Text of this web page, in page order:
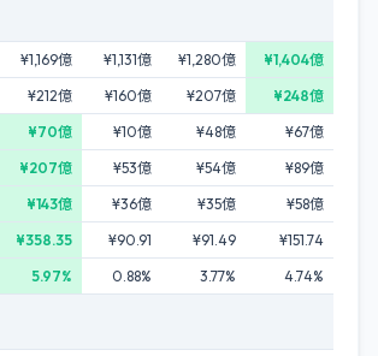
¥1,169億 ¥1,131億 ¥1,280億
¥1,404億
¥212億 ¥160億 ¥207億
¥248億
¥70億 ¥10億 ¥48億
¥67億
¥207億 ¥53億 ¥54億
¥89億
¥143億 ¥36億 ¥35億
¥58億
¥358.35 ¥90.91 ¥91.49
¥151.74
5.97% 0.88% 3.77% 4.74%